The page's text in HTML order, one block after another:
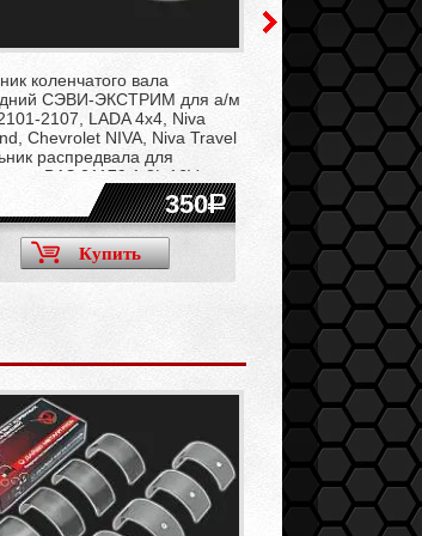
коленчатого вала
СЭВИ-ЭКСТРИМ для а/м
2107, LADA 4x4, Niva
Chevrolet NIVA, Niva Travel
распредвала для
ВАЗ 21179 1.8L 16V
350
Купить
Шатуны L-136
двигателей ВАЗ
Нива/, 2123 /
штуки)